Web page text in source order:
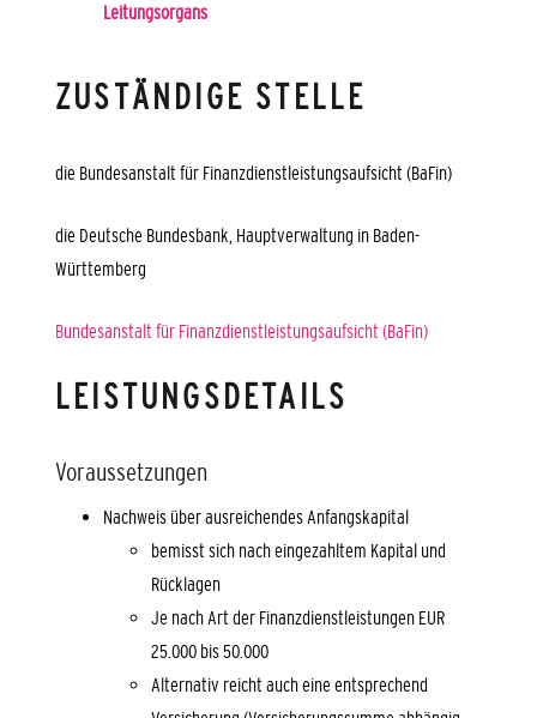
Leitungsorgans
ZUSTÄNDIGE STELLE
die Bundesanstalt für Finanzdienstleistungsaufsicht (BaFin)
die Deutsche Bundesbank, Hauptverwaltung in Baden-
Württemberg
Bundesanstalt für Finanzdienstleistungsaufsicht (BaFin)
LEISTUNGSDETAILS
Voraussetzungen
Nachweis über ausreichendes Anfangskapital
bemisst sich nach eingezahltem Kapital und
Rücklagen
Je nach Art der Finanzdienstleistungen EUR
25.000 bis 50.000
Alternativ reicht auch eine entsprechend